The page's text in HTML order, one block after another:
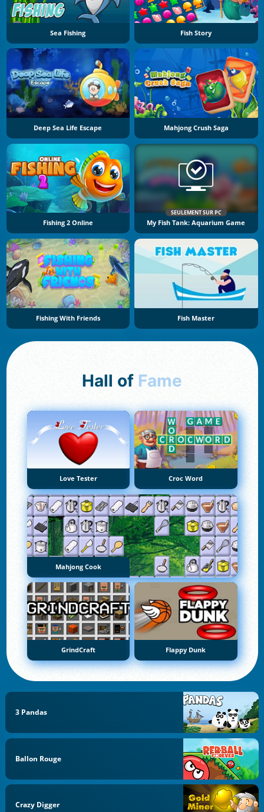
Sea Fishing Fish Story
Deep Sea Life Escape Mahjong Crush Saga
Fishing 2 Online
SEULEMENT SUR PC
My Fish Tank: Aquarium Game
Fishing With Friends Fish Master
Hall of Fame
Love Tester Croc Word
Mahjong Cook
GrindCraft Flappy Dunk
3 Pandas
Ballon Rouge
Crazy Digger